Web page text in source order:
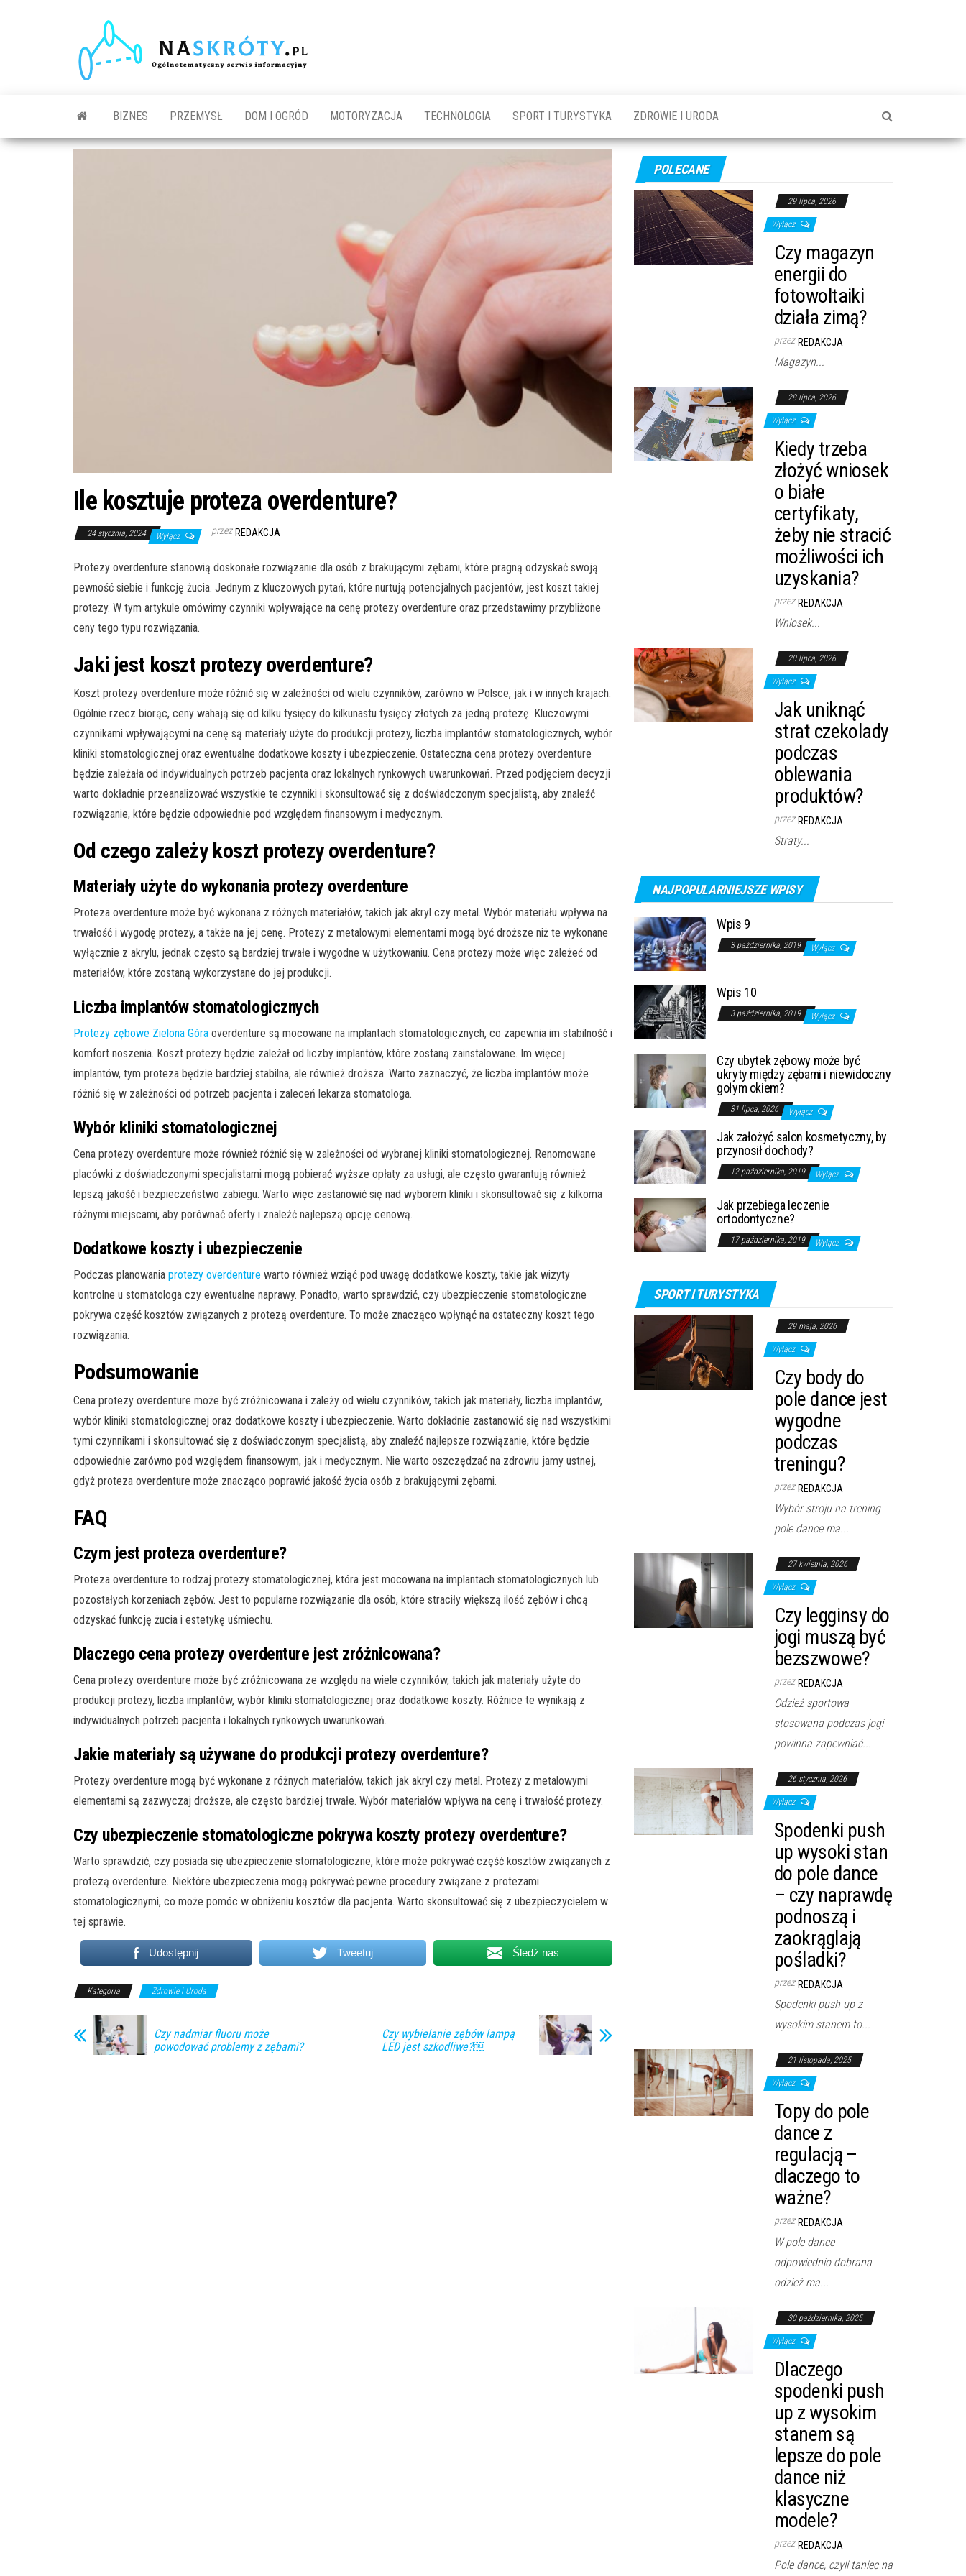
BIZNES PRZEMYSŁ DOM I OGRÓD MOTORYZACJA TECHNOLOGIA SPORT I TURYSTYKA ZDROWIE I URODA
Ile kosztuje proteza overdenture?
24 stycznia, 2024 Wyłącz przez REDAKCJA
Protezy overdenture stanowią doskonałe rozwiązanie dla osób z brakującymi zębami, które pragną odzyskać swoją
pewność siebie i funkcję żucia. Jednym z kluczowych pytań, które nurtują potencjalnych pacjentów, jest koszt takiej
protezy. W tym artykule omówimy czynniki wpływające na cenę protezy overdenture oraz przedstawimy przybliżone
ceny tego typu rozwiązania.
Jaki jest koszt protezy overdenture?
Koszt protezy overdenture może różnić się w zależności od wielu czynników, zarówno w Polsce, jak i w innych krajach.
Ogólnie rzecz biorąc, ceny wahają się od kilku tysięcy do kilkunastu tysięcy złotych za jedną protezę. Kluczowymi
czynnikami wpływającymi na cenę są materiały użyte do produkcji protezy, liczba implantów stomatologicznych, wybór
kliniki stomatologicznej oraz ewentualne dodatkowe koszty i ubezpieczenie. Ostateczna cena protezy overdenture
będzie zależała od indywidualnych potrzeb pacjenta oraz lokalnych rynkowych uwarunkowań. Przed podjęciem decyzji
warto dokładnie przeanalizować wszystkie te czynniki i skonsultować się z doświadczonym specjalistą, aby znaleźć
rozwiązanie, które będzie odpowiednie pod względem finansowym i medycznym.
Od czego zależy koszt protezy overdenture?
Materiały użyte do wykonania protezy overdenture
Proteza overdenture może być wykonana z różnych materiałów, takich jak akryl czy metal. Wybór materiału wpływa na
trwałość i wygodę protezy, a także na jej cenę. Protezy z metalowymi elementami mogą być droższe niż te wykonane
wyłącznie z akrylu, jednak często są bardziej trwałe i wygodne w użytkowaniu. Cena protezy może więc zależeć od
materiałów, które zostaną wykorzystane do jej produkcji.
Liczba implantów stomatologicznych
Protezy zębowe Zielona Góra overdenture są mocowane na implantach stomatologicznych, co zapewnia im stabilność i
komfort noszenia. Koszt protezy będzie zależał od liczby implantów, które zostaną zainstalowane. Im więcej
implantów, tym proteza będzie bardziej stabilna, ale również droższa. Warto zaznaczyć, że liczba implantów może
różnić się w zależności od potrzeb pacjenta i zaleceń lekarza stomatologa.
Wybór kliniki stomatologicznej
Cena protezy overdenture może również różnić się w zależności od wybranej kliniki stomatologicznej. Renomowane
placówki z doświadczonymi specjalistami mogą pobierać wyższe opłaty za usługi, ale często gwarantują również
lepszą jakość i bezpieczeństwo zabiegu. Warto więc zastanowić się nad wyborem kliniki i skonsultować się z kilkoma
różnymi miejscami, aby porównać oferty i znaleźć najlepszą opcję cenową.
Dodatkowe koszty i ubezpieczenie
Podczas planowania protezy overdenture warto również wziąć pod uwagę dodatkowe koszty, takie jak wizyty
kontrolne u stomatologa czy ewentualne naprawy. Ponadto, warto sprawdzić, czy ubezpieczenie stomatologiczne
pokrywa część kosztów związanych z protezą overdenture. To może znacząco wpłynąć na ostateczny koszt tego
rozwiązania.
Podsumowanie
Cena protezy overdenture może być zróżnicowana i zależy od wielu czynników, takich jak materiały, liczba implantów,
wybór kliniki stomatologicznej oraz dodatkowe koszty i ubezpieczenie. Warto dokładnie zastanowić się nad wszystkimi
tymi czynnikami i skonsultować się z doświadczonym specjalistą, aby znaleźć najlepsze rozwiązanie, które będzie
odpowiednie zarówno pod względem finansowym, jak i medycznym. Nie warto oszczędzać na zdrowiu jamy ustnej,
gdyż proteza overdenture może znacząco poprawić jakość życia osób z brakującymi zębami.
FAQ
Czym jest proteza overdenture?
Proteza overdenture to rodzaj protezy stomatologicznej, która jest mocowana na implantach stomatologicznych lub
pozostałych korzeniach zębów. Jest to popularne rozwiązanie dla osób, które straciły większą ilość zębów i chcą
odzyskać funkcję żucia i estetykę uśmiechu.
Dlaczego cena protezy overdenture jest zróżnicowana?
Cena protezy overdenture może być zróżnicowana ze względu na wiele czynników, takich jak materiały użyte do
produkcji protezy, liczba implantów, wybór kliniki stomatologicznej oraz dodatkowe koszty. Różnice te wynikają z
indywidualnych potrzeb pacjenta i lokalnych rynkowych uwarunkowań.
Jakie materiały są używane do produkcji protezy overdenture?
Protezy overdenture mogą być wykonane z różnych materiałów, takich jak akryl czy metal. Protezy z metalowymi
elementami są zazwyczaj droższe, ale często bardziej trwałe. Wybór materiałów wpływa na cenę i trwałość protezy.
Czy ubezpieczenie stomatologiczne pokrywa koszty protezy overdenture?
Warto sprawdzić, czy posiada się ubezpieczenie stomatologiczne, które może pokrywać część kosztów związanych z
protezą overdenture. Niektóre ubezpieczenia mogą pokrywać pewne procedury związane z protezami
stomatologicznymi, co może pomóc w obniżeniu kosztów dla pacjenta. Warto skonsultować się z ubezpieczycielem w
tej sprawie.
Udostępnij Tweetuj Śledź nas
Kategoria Zdrowie i Uroda
Czy nadmiar fluoru może
powodować problemy z zębami?
Czy wybielanie zębów lampą
LED jest szkodliwe?￼
POLECANE
29 lipca, 2026
Wyłącz
Czy magazyn
energii do
fotowoltaiki
działa zimą?
przez REDAKCJA
Magazyn...
28 lipca, 2026
Wyłącz
Kiedy trzeba
złożyć wniosek
o białe
certyfikaty,
żeby nie stracić
możliwości ich
uzyskania?
przez REDAKCJA
Wniosek...
20 lipca, 2026
Wyłącz
Jak uniknąć
strat czekolady
podczas
oblewania
produktów?
przez REDAKCJA
Straty...
NAJPOPULARNIEJSZE WPISY
Wpis 9
3 października, 2019 Wyłącz
Wpis 10
3 października, 2019 Wyłącz
Czy ubytek zębowy może być
ukryty między zębami i niewidoczny
gołym okiem?
31 lipca, 2026 Wyłącz
Jak założyć salon kosmetyczny, by
przynosił dochody?
12 października, 2019 Wyłącz
Jak przebiega leczenie
ortodontyczne?
17 października, 2019 Wyłącz
SPORT I TURYSTYKA
29 maja, 2026
Wyłącz
Czy body do
pole dance jest
wygodne
podczas
treningu?
przez REDAKCJA
Wybór stroju na trening
pole dance ma...
27 kwietnia, 2026
Wyłącz
Czy legginsy do
jogi muszą być
bezszwowe?
przez REDAKCJA
Odzież sportowa
stosowana podczas jogi
powinna zapewniać...
26 stycznia, 2026
Wyłącz
Spodenki push
up wysoki stan
do pole dance
– czy naprawdę
podnoszą i
zaokrąglają
pośladki?
przez REDAKCJA
Spodenki push up z
wysokim stanem to...
21 listopada, 2025
Wyłącz
Topy do pole
dance z
regulacją –
dlaczego to
ważne?
przez REDAKCJA
W pole dance
odpowiednio dobrana
odzież ma...
30 października, 2025
Wyłącz
Dlaczego
spodenki push
up z wysokim
stanem są
lepsze do pole
dance niż
klasyczne
modele?
przez REDAKCJA
Pole dance, czyli taniec na